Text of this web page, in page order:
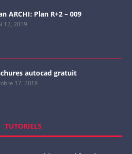
ARCHI: Plan R+2 – 009
12, 2019
autocad gratuit
17, 2018
TUTORIELS